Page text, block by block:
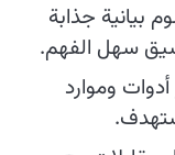
بيانية جذابة
سهل الفهم.
وموارد